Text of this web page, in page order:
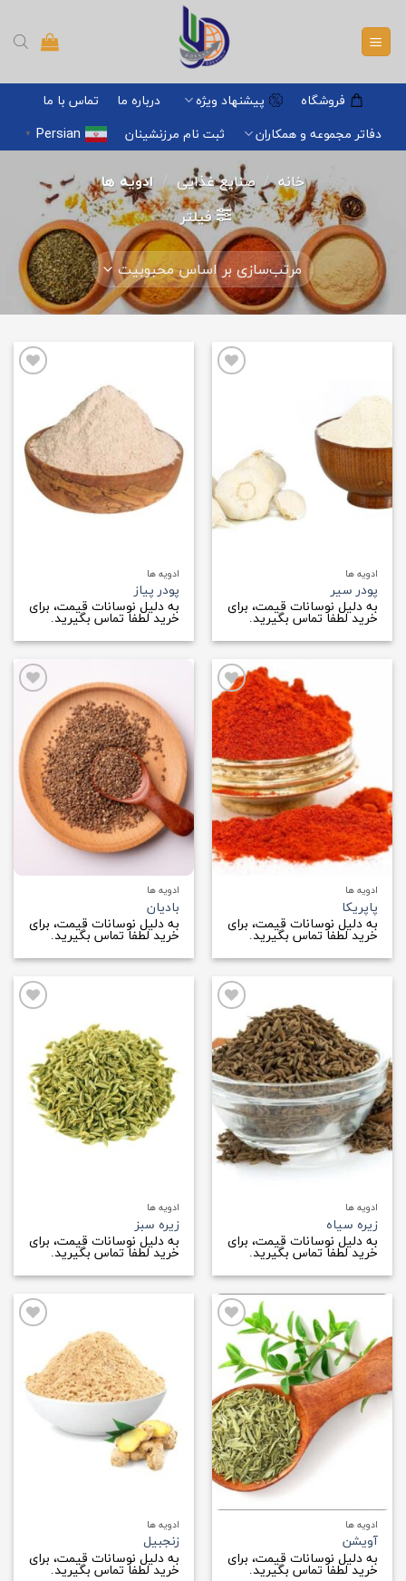
content
فروشگاه پیشنهاد ویژه درباره ما
تماس با ما
دفاتر مجموعه و همکاران
ثبت نام مرزنشینان Persian
▼
خانه / صنایع غذایی / ادویه ها
فیلتر
ادویه ها
پودر سیر
به دلیل نوسانات قیمت، برای
خرید لطفا تماس بگیرید.
مندی
ها
ادویه ها
پودر پیاز
به دلیل نوسانات قیمت، برای
خرید لطفا تماس بگیرید.
افزودن
به
علاقه
مندی
ها
ادویه ها
پاپریکا
به دلیل نوسانات قیمت، برای
خرید لطفا تماس بگیرید.
افزودن
به
علاقه
مندی
ها
ادویه ها
بادیان
به دلیل نوسانات قیمت، برای
خرید لطفا تماس بگیرید.
به
علاقه
مندی
ها
ادویه ها
زیره سیاه
به دلیل نوسانات قیمت، برای
خرید لطفا تماس بگیرید.
مندی
ها
ادویه ها
زیره سبز
به دلیل نوسانات قیمت، برای
خرید لطفا تماس بگیرید.
افزودن
به
علاقه
مندی
ها
ادویه ها
آویشن
به دلیل نوسانات قیمت، برای
خرید لطفا تماس بگیرید.
مندی
ها
ادویه ها
زنجبیل
به دلیل نوسانات قیمت، برای
خرید لطفا تماس بگیرید.